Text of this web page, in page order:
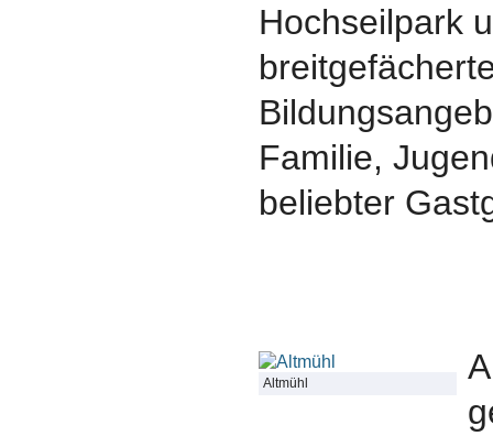
Hochseilpark
Familie,
beliebter
Altmühl